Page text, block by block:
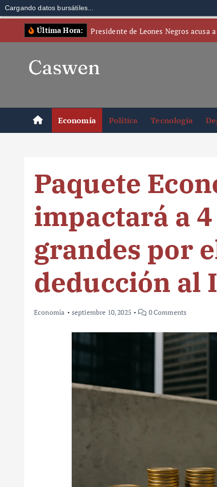
Cargando datos bursátiles...
Última Hora: Presidente de Leones Negros acusa
Economía Política Tecnología
Paquete
impactará a
grandes por
deducción al
Economía septiembre 10, 2025 0 Comments